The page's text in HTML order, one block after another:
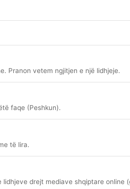
Pranon vetem ngjitjen e një lidhjeje.
faqe (Peshkun).
të lira.
drejt mediave shqiptare online